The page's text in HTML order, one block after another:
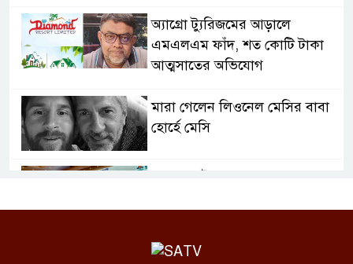
অ্যাগ্রো ট্যুরিজমের আড়ালে
এমএলএম ফাঁদ, শত কোটি টাকা
আত্মসাতের অভিযোগ
মারা গেলেন লিওনেল মেসির বাবা
হোর্হে মেসি
টুঙ্গিপাড়ায় জলাবদ্ধতায় এক গ্রামের